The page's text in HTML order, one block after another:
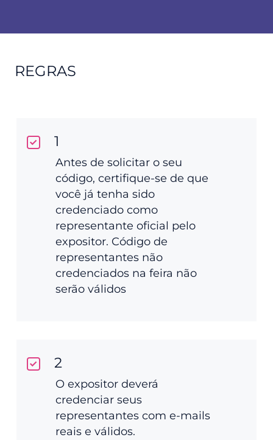
REGRAS
1
Antes de solicitar o seu
código, certifique-se de que
você já tenha sido
credenciado como
representante oficial pelo
expositor. Código de
representantes não
credenciados na feira não
serão válidos
2
O expositor deverá
credenciar seus
representantes com e-mails
reais e válidos.